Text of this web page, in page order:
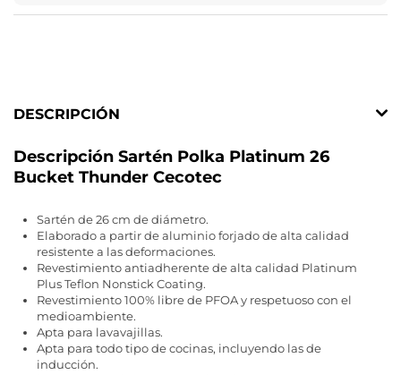
DESCRIPCIÓN
Descripción Sartén Polka Platinum 26
Bucket Thunder Cecotec
Sartén de 26 cm de diámetro.
Elaborado a partir de aluminio forjado de alta calidad
resistente a las deformaciones.
Revestimiento antiadherente de alta calidad Platinum
Plus Teflon Nonstick Coating.
Revestimiento 100% libre de PFOA y respetuoso con el
medioambiente.
Apta para lavavajillas.
Apta para todo tipo de cocinas, incluyendo las de
inducción.